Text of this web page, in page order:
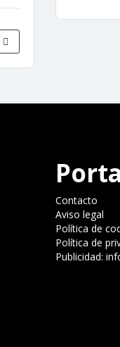
Contacto
Aviso legal
Política de
Política de
Publicidad: